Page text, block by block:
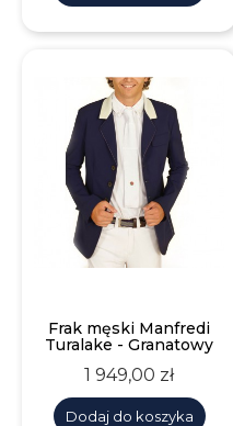
Frak męski Manfredi
Turalake - Granatowy
Cena
1 949,00 zł
Dodaj do koszyka